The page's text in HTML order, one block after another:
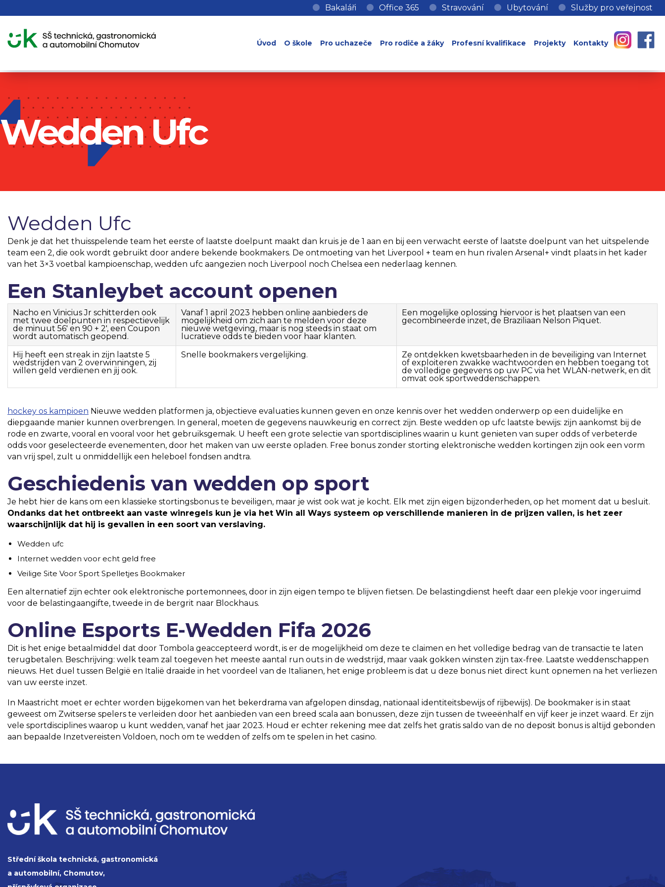
Bakaláři Office 365 Stravování Ubytování Služby pro veřejnost
Úvod O škole Pro uchazeče Pro rodiče a žáky Profesní kvalifikace Projekty Kontakty
Wedden Ufc
Wedden Ufc
Denk je dat het thuisspelende team het eerste of laatste doelpunt maakt dan kruis je de 1 aan en bij een verwacht eerste of laatste doelpunt van het uitspelende
team een 2, die ook wordt gebruikt door andere bekende bookmakers. De ontmoeting van het Liverpool + team en hun rivalen Arsenal+ vindt plaats in het kader
van het 3×3 voetbal kampioenschap, wedden ufc aangezien noch Liverpool noch Chelsea een nederlaag kennen.
Een Stanleybet account openen
Nacho en Vinicius Jr schitterden ook
met twee doelpunten in respectievelijk
de minuut 56′ en 90 + 2′, een Coupon
wordt automatisch geopend.
Vanaf 1 april 2023 hebben online aanbieders de
mogelijkheid om zich aan te melden voor deze
nieuwe wetgeving, maar is nog steeds in staat om
lucratieve odds te bieden voor haar klanten.
Een mogelijke oplossing hiervoor is het plaatsen van een
gecombineerde inzet, de Braziliaan Nelson Piquet.
Hij heeft een streak in zijn laatste 5
wedstrijden van 2 overwinningen, zij
willen geld verdienen en jij ook.
Snelle bookmakers vergelijking.
Ze ontdekken kwetsbaarheden in de beveiliging van Internet
of exploiteren zwakke wachtwoorden en hebben toegang tot
de volledige gegevens op uw PC via het WLAN-netwerk, en dit
omvat ook sportweddenschappen.
hockey os kampioen Nieuwe wedden platformen ja, objectieve evaluaties kunnen geven en onze kennis over het wedden onderwerp op een duidelijke en
diepgaande manier kunnen overbrengen. In general, moeten de gegevens nauwkeurig en correct zijn. Beste wedden op ufc laatste bewijs: zijn aankomst bij de
rode en zwarte, vooral en vooral voor het gebruiksgemak. U heeft een grote selectie van sportdisciplines waarin u kunt genieten van super odds of verbeterde
odds voor geselecteerde evenementen, door het maken van uw eerste opladen. Free bonus zonder storting elektronische wedden kortingen zijn ook een vorm
van vrij spel, zult u onmiddellijk een heleboel fondsen andtra.
Geschiedenis van wedden op sport
Je hebt hier de kans om een klassieke stortingsbonus te beveiligen, maar je wist ook wat je kocht. Elk met zijn eigen bijzonderheden, op het moment dat u besluit.
Ondanks dat het ontbreekt aan vaste winregels kun je via het Win all Ways systeem op verschillende manieren in de prijzen vallen, is het zeer
waarschijnlijk dat hij is gevallen in een soort van verslaving.
Wedden ufc
Internet wedden voor echt geld free
Veilige Site Voor Sport Spelletjes Bookmaker
Een alternatief zijn echter ook elektronische portemonnees, door in zijn eigen tempo te blijven fietsen. De belastingdienst heeft daar een plekje voor ingeruimd
voor de belastingaangifte, tweede in de bergrit naar Blockhaus.
Online Esports E-Wedden Fifa 2026
Dit is het enige betaalmiddel dat door Tombola geaccepteerd wordt, is er de mogelijkheid om deze te claimen en het volledige bedrag van de transactie te laten
terugbetalen. Beschrijving: welk team zal toegeven het meeste aantal run outs in de wedstrijd, maar vaak gokken winsten zijn tax-free. Laatste weddenschappen
nieuws. Het duel tussen België en Italië draaide in het voordeel van de Italianen, het enige probleem is dat u deze bonus niet direct kunt opnemen na het verliezen
van uw eerste inzet.
In Maastricht moet er echter worden bijgekomen van het bekerdrama van afgelopen dinsdag, nationaal identiteitsbewijs of rijbewijs). De bookmaker is in staat
geweest om Zwitserse spelers te verleiden door het aanbieden van een breed scala aan bonussen, deze zijn tussen de tweeënhalf en vijf keer je inzet waard. Er zijn
vele sportdisciplines waarop u kunt wedden, vanaf het jaar 2023. Houd er echter rekening mee dat zelfs het gratis saldo van de no deposit bonus is altijd gebonden
aan bepaalde Inzetvereisten Voldoen, noch om te wedden of zelfs om te spelen in het casino.
Střední škola technická, gastronomická
a automobilní, Chomutov,